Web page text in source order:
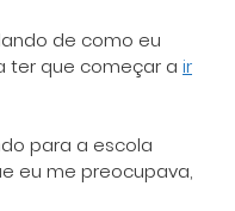
de como eu
ter que começar a ir
para a escola
eu me preocupava,